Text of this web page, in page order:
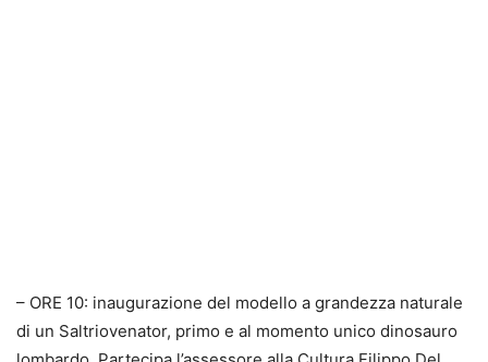
– ORE 10: inaugurazione del modello a grandezza naturale
di un Saltriovenator, primo e al momento unico dinosauro